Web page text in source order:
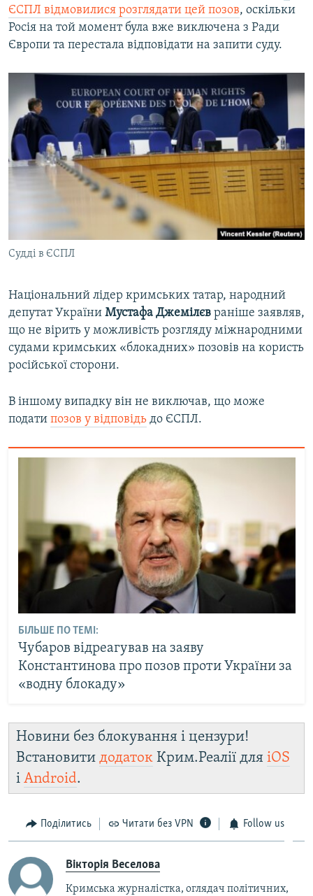
ЄСПЛ відмовилися розглядати цей позов, оскільки
Росія на той момент була вже виключена з Ради
Європи та перестала відповідати на запити суду.
Судді в ЄСПЛ
Національний лідер кримських татар, народний
депутат України Мустафа Джемілєв раніше заявляв,
що не вірить у можливість розгляду міжнародними
судами кримських «блокадних» позовів на користь
російської сторони.
В іншому випадку він не виключав, що може
подати позов у відповідь до ЄСПЛ.
БІЛЬШЕ ПО ТЕМІ:
Чубаров відреагував на заяву
Константинова про позов проти України за
«водну блокаду»
Новини без блокування і цензури!
Встановити додаток Крим.Реалії для iOS
і Android.
Поділитись Читати без VPN Follow us
Вікторія Веселова
Кримська журналістка, оглядач політичних,